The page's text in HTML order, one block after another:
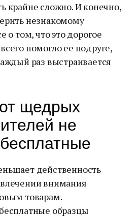
крайне сложно. И конечно,
незнакомому
о том, что это дорогое
помогло ее подруге,
раз выстраивается
щедрых
не
действенность
внимания
товарам.
образцы